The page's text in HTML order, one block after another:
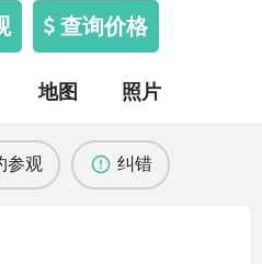
查询价格
地图 照片
参观 纠错